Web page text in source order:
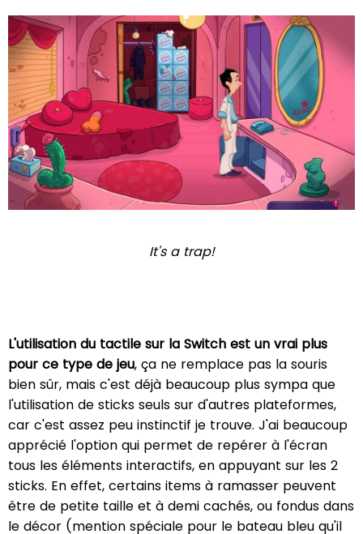
It's a trap!
L'utilisation du tactile sur la Switch est un vrai plus
pour ce type de jeu, ça ne remplace pas la souris
bien sûr, mais c'est déjà beaucoup plus sympa que
l'utilisation de sticks seuls sur d'autres plateformes,
car c'est assez peu instinctif je trouve. J'ai beaucoup
apprécié l'option qui permet de repérer à l'écran
tous les éléments interactifs, en appuyant sur les 2
sticks. En effet, certains items à ramasser peuvent
être de petite taille et à demi cachés, ou fondus dans
le décor (mention spéciale pour le bateau bleu qu'il